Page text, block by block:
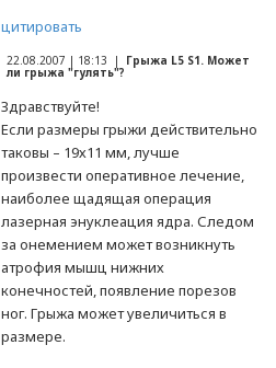
цитировать
22.08.2007 | 18:13 | Грыжа L5 S1. Может
ли грыжа "гулять"?
Здравствуйте!
Если размеры грыжи действительно
таковы – 19х11 мм, лучше
произвести оперативное лечение,
наиболее щадящая операция
лазерная энуклеация ядра. Следом
за онемением может возникнуть
атрофия мышц нижних
конечностей, появление порезов
ног. Грыжа может увеличиться в
размере.